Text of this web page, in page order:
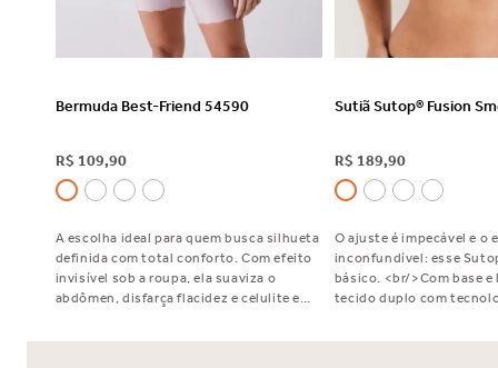
VER DETALHES
Bermuda Best-Friend 54590
R$ 109,90
A escolha ideal para quem busca silhueta
definida com total conforto. Com efeito
invisível sob a roupa, ela suaviza o
abdômen, disfarça flacidez e celulite e
com saias, vestidos e calças justas.
Sutiã Sutop® Fusion
R$ 189,90
O ajuste é impecável e o
inconfundível: esse
básico. <br/>Com base e
tecido duplo com
largas e reguláveis para